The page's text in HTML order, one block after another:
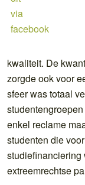
kwaliteit. De
zorgde ook voor
sfeer was totaal
enkel reclame
studenten die
studiefinanciering
extreemrechtse